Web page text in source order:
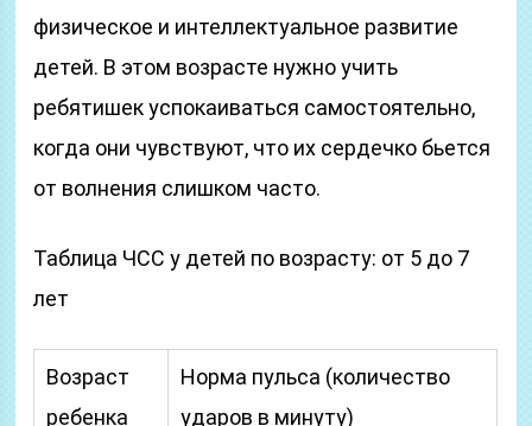
физическое и интеллектуальное развитие
детей. В этом возрасте нужно учить
ребятишек успокаиваться самостоятельно,
когда они чувствуют, что их сердечко бьется
от волнения слишком часто.
Таблица ЧСС у детей по возрасту: от 5 до 7
лет
Возраст
ребенка
Норма пульса (количество
ударов в минуту)